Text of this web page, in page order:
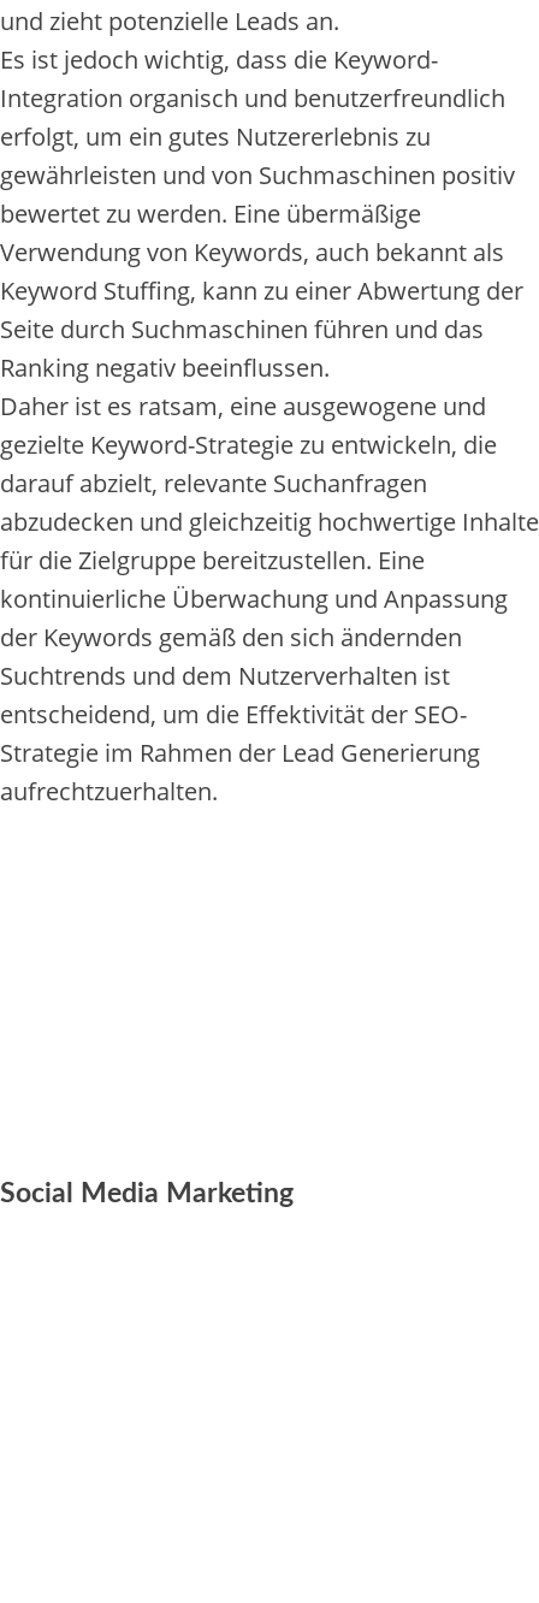
und zieht potenzielle Leads an.
Es ist jedoch wichtig, dass die Keyword-
Integration organisch und benutzerfreundlich
erfolgt, um ein gutes Nutzererlebnis zu
gewährleisten und von Suchmaschinen positiv
bewertet zu werden. Eine übermäßige
Verwendung von Keywords, auch bekannt als
Keyword Stuffing, kann zu einer Abwertung der
Seite durch Suchmaschinen führen und das
Ranking negativ beeinflussen.
Daher ist es ratsam, eine ausgewogene und
gezielte Keyword-Strategie zu entwickeln, die
darauf abzielt, relevante Suchanfragen
abzudecken und gleichzeitig hochwertige Inhalte
für die Zielgruppe bereitzustellen. Eine
kontinuierliche Überwachung und Anpassung
der Keywords gemäß den sich ändernden
Suchtrends und dem Nutzerverhalten ist
entscheidend, um die Effektivität der SEO-
Strategie im Rahmen der Lead Generierung
aufrechtzuerhalten.
Social Media Marketing